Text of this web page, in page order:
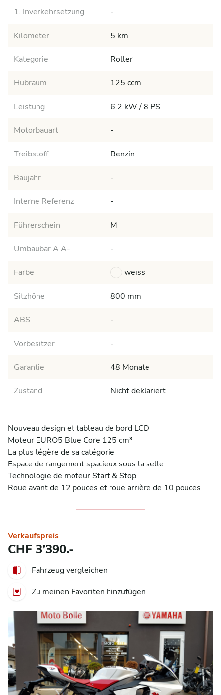
1. Inverkehrsetzung -
Kilometer 5 km
Kategorie Roller
Hubraum 125 ccm
Leistung 6.2 kW / 8 PS
Motorbauart -
Treibstoff Benzin
Baujahr -
Interne Referenz -
Führerschein M
Umbaubar A A- -
Farbe weiss
Sitzhöhe 800 mm
ABS -
Vorbesitzer -
Garantie 48 Monate
Zustand Nicht deklariert
Nouveau design et tableau de bord LCD
Moteur EURO5 Blue Core 125 cm³
La plus légère de sa catégorie
Espace de rangement spacieux sous la selle
Technologie de moteur Start & Stop
Roue avant de 12 pouces et roue arrière de 10 pouces
Verkaufspreis
CHF 3’390.-
Fahrzeug vergleichen
Zu meinen Favoriten hinzufügen